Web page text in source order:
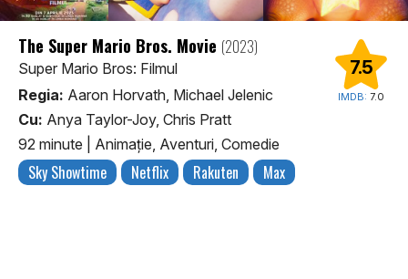
7.5
IMDB: 7.0
The Super Mario Bros. Movie (2023)
Super Mario Bros: Filmul
Regia: Aaron Horvath, Michael Jelenic
Cu: Anya Taylor-Joy, Chris Pratt
92 minute
Animaţie, Aventuri, Comedie
Sky Showtime Netflix Rakuten Max